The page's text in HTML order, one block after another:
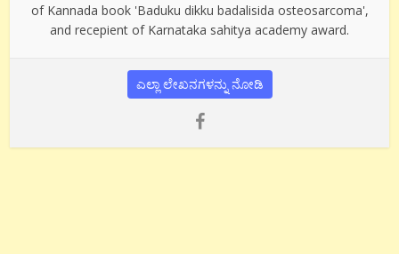
of Kannada book 'Baduku dikku badalisida osteosarcoma',
and recepient of Karnataka sahitya academy award.
ಎಲ್ಲಾ ಲೇಖನಗಳನ್ನು ನೋಡಿ